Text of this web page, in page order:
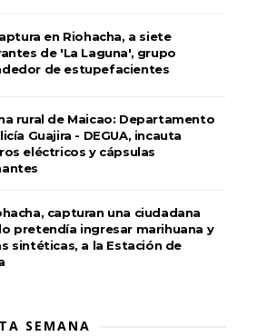
en Riohacha, a siete
de 'La Laguna', grupo
de estupefacientes
rural de Maicao: Departamento
Guajira - DEGUA, incauta
eléctricos y cápsulas
capturan una ciudadana
pretendía ingresar marihuana y
sintéticas, a la Estación de
SEMANA